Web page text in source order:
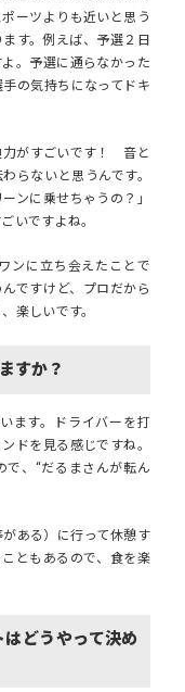
ーツよりも近いと思う
す。例えば、予選２日
。予選に通らなかった
の気持ちになってドキ
力がすごいです！ 音と
らないと思うんです。
ンに乗せちゃうの？」
いですよね。
ンに立ち会えたことで
ですけど、プロだから
楽しいです。
すか？
ます。ドライバーを打
ドを見る感じですね。
で、“だるまさんが転ん
ある）に行って休憩す
ともあるので、食を楽
どうやって決め